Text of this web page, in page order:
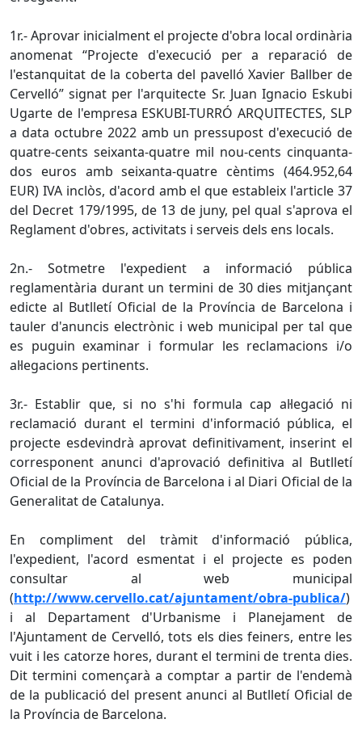
1r.- Aprovar inicialment el projecte d'obra local ordinària
anomenat “Projecte d'execució per a reparació de
l'estanquitat de la coberta del pavelló Xavier Ballber de
Cervelló” signat per l'arquitecte Sr. Juan Ignacio Eskubi
Ugarte de l'empresa ESKUBI-TURRÓ ARQUITECTES, SLP
a data octubre 2022 amb un pressupost d'execució de
quatre-cents seixanta-quatre mil nou-cents cinquanta-
dos euros amb seixanta-quatre cèntims (464.952,64
EUR) IVA inclòs, d'acord amb el que estableix l'article 37
del Decret 179/1995, de 13 de juny, pel qual s'aprova el
Reglament d'obres, activitats i serveis dels ens locals.
2n.- Sotmetre l'expedient a informació pública
reglamentària durant un termini de 30 dies mitjançant
edicte al Butlletí Oficial de la Província de Barcelona i
tauler d'anuncis electrònic i web municipal per tal que
es puguin examinar i formular les reclamacions i/o
al·legacions pertinents.
3r.- Establir que, si no s'hi formula cap al·legació ni
reclamació durant el termini d'informació pública, el
projecte esdevindrà aprovat definitivament, inserint el
corresponent anunci d'aprovació definitiva al Butlletí
Oficial de la Província de Barcelona i al Diari Oficial de la
Generalitat de Catalunya.
En compliment del tràmit d'informació pública,
l'expedient, l'acord esmentat i el projecte es poden
consultar al web municipal
(http://www.cervello.cat/ajuntament/obra-publica/)
i al Departament d'Urbanisme i Planejament de
l'Ajuntament de Cervelló, tots els dies feiners, entre les
vuit i les catorze hores, durant el termini de trenta dies.
Dit termini començarà a comptar a partir de l'endemà
de la publicació del present anunci al Butlletí Oficial de
la Província de Barcelona.